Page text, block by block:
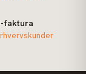
faktura